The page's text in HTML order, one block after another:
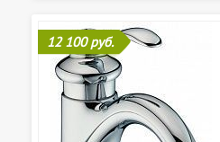
12 100 руб.